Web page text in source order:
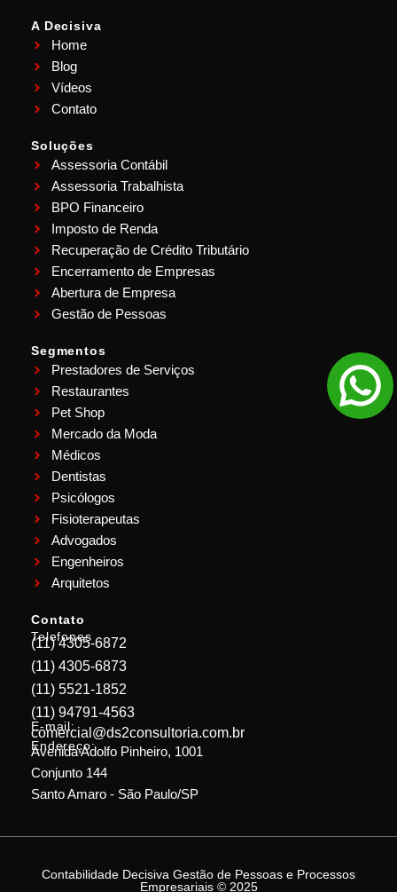
A Decisiva
Home
Blog
Vídeos
Contato
Soluções
Assessoria Contábil
Assessoria Trabalhista
BPO Financeiro
Imposto de Renda
Recuperação de Crédito Tributário
Encerramento de Empresas
Abertura de Empresa
Gestão de Pessoas
Segmentos
Prestadores de Serviços
Restaurantes
Pet Shop
Mercado da Moda
Médicos
Dentistas
Psicólogos
Fisioterapeutas
Advogados
Engenheiros
Arquitetos
Contato
Telefones
(11) 4305-6872
(11) 4305-6873
(11) 5521-1852
(11) 94791-4563
E-mail:
comercial@ds2consultoria.com.br
Endereço:
Avenida Adolfo Pinheiro, 1001
Conjunto 144
Santo Amaro - São Paulo/SP
Contabilidade Decisiva Gestão de Pessoas e Processos
Empresariais © 2025